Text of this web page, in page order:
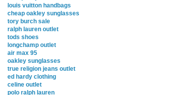
louis vuitton handbags
cheap oakley sunglasses
tory burch sale
ralph lauren outlet
tods shoes
longchamp outlet
air max 95
oakley sunglasses
true religion jeans outlet
ed hardy clothing
celine outlet
polo ralph lauren